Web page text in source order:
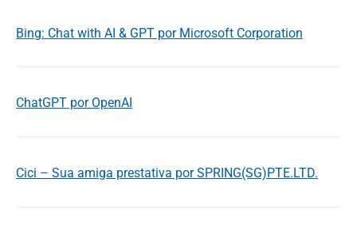
Bing: Chat with AI & GPT por Microsoft Corporation
ChatGPT por OpenAI
Cici – Sua amiga prestativa por SPRING(SG)PTE.LTD.